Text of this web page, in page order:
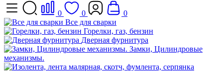
0 0
0
Все для сварки
Горелки, газ, бензин
Дверная фурнитура
Замки, Цилиндровые
механизмы.